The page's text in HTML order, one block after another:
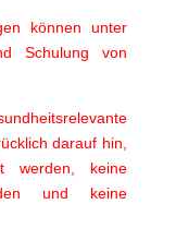
können unter
Schulung von
darauf hin,
werden, keine
und keine